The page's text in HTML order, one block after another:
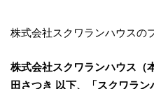
株式会社スクワランハウスの
株式会社スクワランハウス（
田さつき 以下、「スクワラ